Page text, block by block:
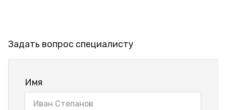
Задать вопрос специалисту
Имя